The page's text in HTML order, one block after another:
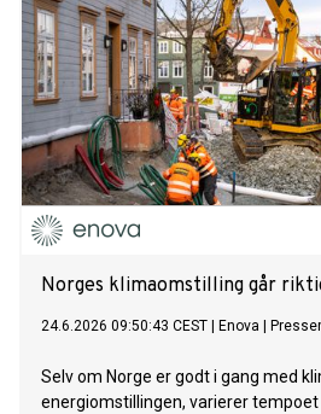
Norges klimaomstilling går
24.6.2026 09:50:43 CEST Enova
Selv om Norge er godt i gang med
energiomstillingen, varierer